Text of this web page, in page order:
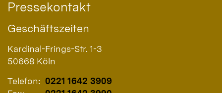
Pressekontakt
Geschäftszeiten
Kardinal-Frings-Str. 1-3
50668 Köln
Telefon: 0221 1642 3909